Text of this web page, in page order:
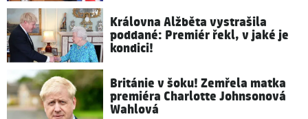
Královna Alžběta vystrašila
poddané: Premiér řekl, v jaké je
kondici!
Británie v šoku! Zemřela matka
premiéra Charlotte Johnsonová
Wahlová